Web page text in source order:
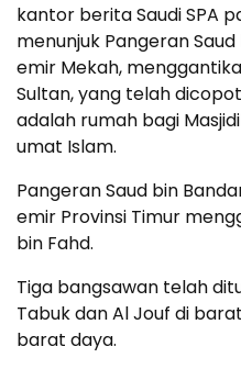
kantor berita Saudi SPA
menunjuk Pangeran
emir Mekah,
Sultan, yang telah
adalah rumah bagi
umat Islam.
Pangeran Saud bin
emir Provinsi Timur
bin Fahd.
Tiga bangsawan telah
Tabuk dan Al Jouf di
barat daya.